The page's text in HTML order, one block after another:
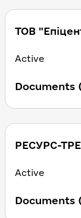
ТОВ
Active
Documents
РЕСУРС-
Active
Documents